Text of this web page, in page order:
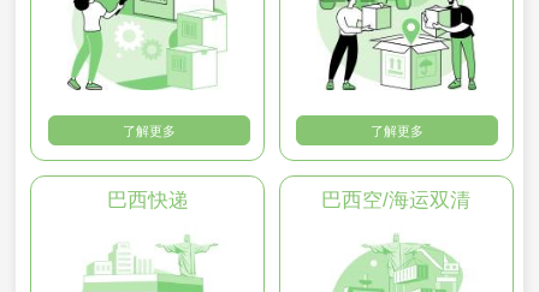
了解更多 了解更多
巴西快递 巴西空/海运双清